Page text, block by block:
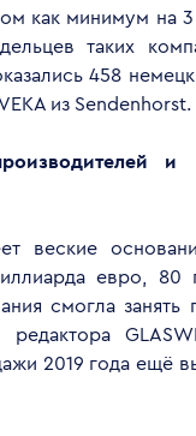
как минимум на 3
таких
458
из Sendenhorst.
и
веские
евро, 80
смогла занять
2019 года ещё